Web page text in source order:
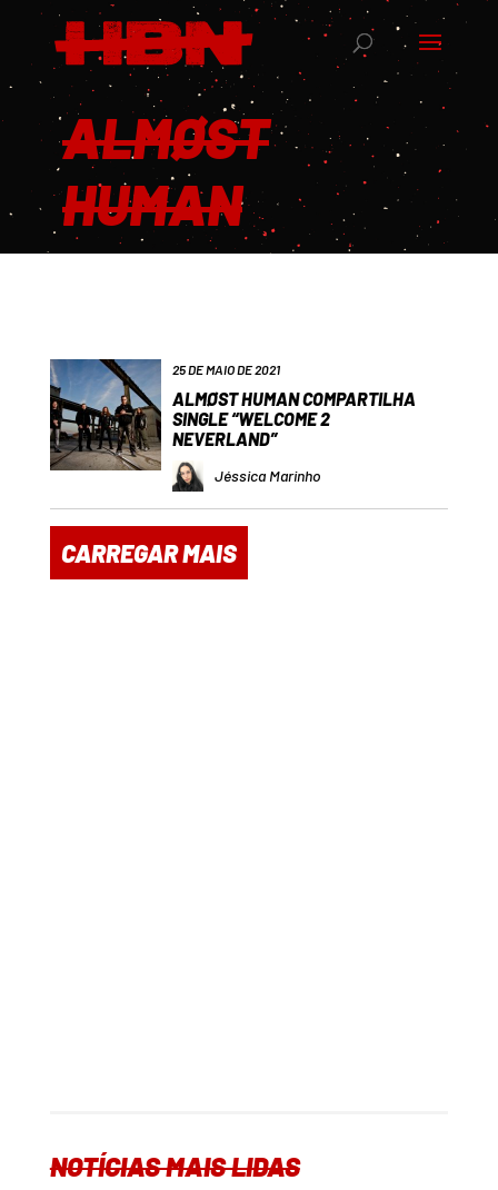
ALMØST
HUMAN
25 DE MAIO DE 2021
ALMØST HUMAN COMPARTILHA
SINGLE “WELCOME 2
NEVERLAND”
Jéssica Marinho
CARREGAR MAIS
NOTÍCIAS MAIS LIDAS